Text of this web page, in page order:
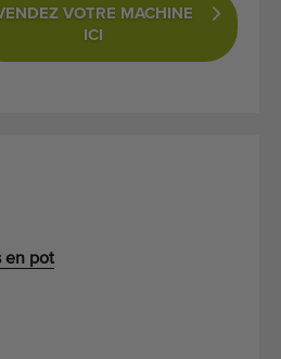
VOTRE MACHINE
ICI
en pot